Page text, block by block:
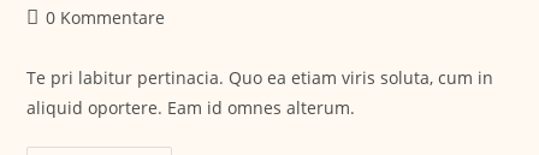
0 Kommentare
Te pri labitur pertinacia. Quo ea etiam viris soluta, cum in
aliquid oportere. Eam id omnes alterum.